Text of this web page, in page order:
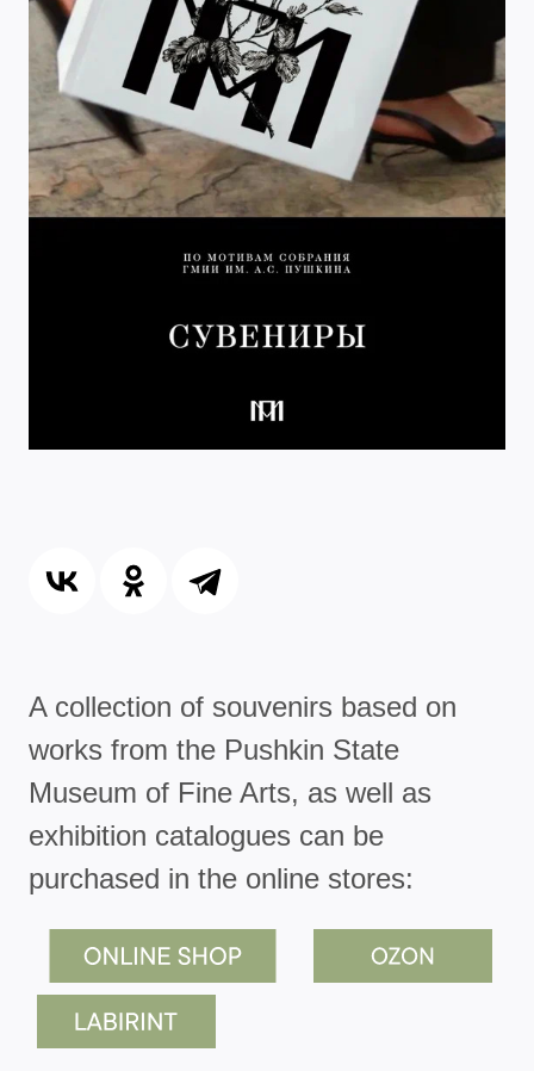
A collection of souvenirs based on
works from the Pushkin State
Museum of Fine Arts, as well as
exhibition catalogues can be
purchased in the online stores: